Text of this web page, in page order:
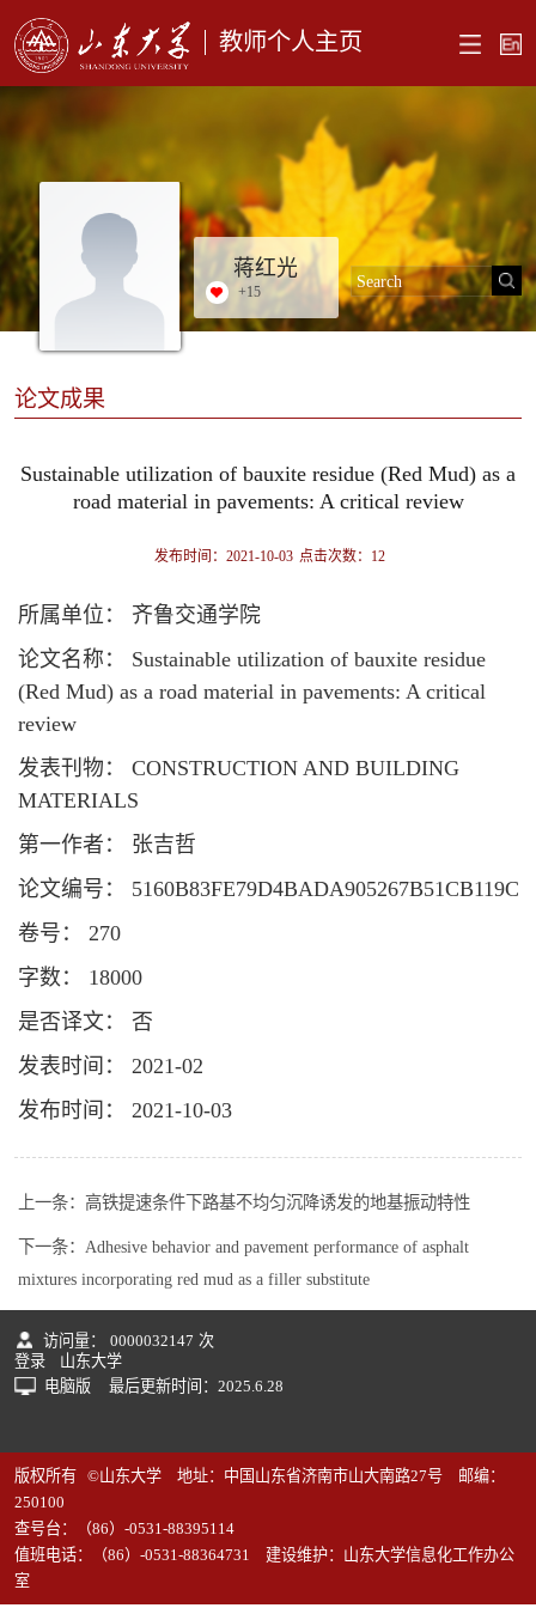
教师个人主页
蒋红光
+15
论文成果
Sustainable utilization of bauxite residue (Red Mud) as a
road material in pavements: A critical review
发布时间：2021-10-03 点击次数： 12
所属单位： 齐鲁交通学院
论文名称： Sustainable utilization of bauxite residue
(Red Mud) as a road material in pavements: A critical
review
发表刊物： CONSTRUCTION AND BUILDING
MATERIALS
第一作者： 张吉哲
论文编号： 5160B83FE79D4BADA905267B51CB119C
卷号： 270
字数： 18000
是否译文： 否
发表时间： 2021-02
发布时间： 2021-10-03
上一条： 高铁提速条件下路基不均匀沉降诱发的地基振动特性
下一条： Adhesive behavior and pavement performance of asphalt
mixtures incorporating red mud as a filler substitute
访问量： 0000032147 次
登录
山东大学
电脑版
最后更新时间： 2025 6 28
版权所有 ©山东大学 地址：中国山东省济南市山大南路27号 邮编：
250100
查号台：（86）-0531-88395114
值班电话：（86）-0531-88364731 建设维护：山东大学信息化工作办公
室